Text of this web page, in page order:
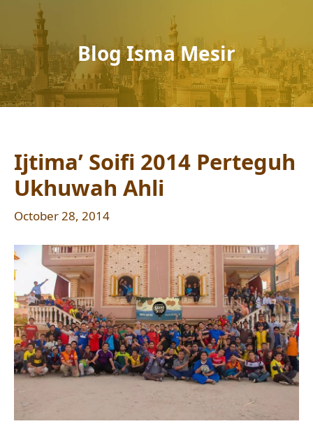
Blog Isma Mesir
Ijtima’ Soifi 2014 Perteguh
Ukhuwah Ahli
October 28, 2014